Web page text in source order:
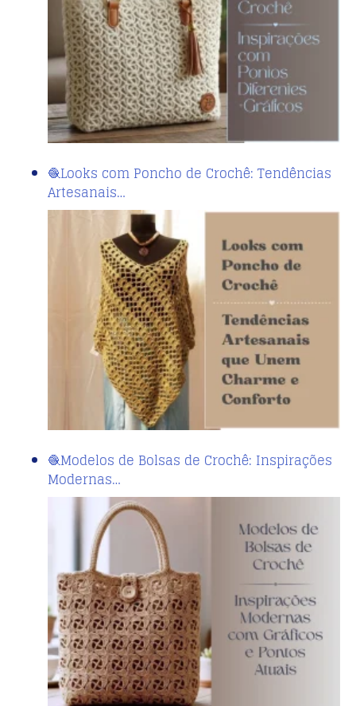
🧶Looks com Poncho de Crochê: Tendências
Artesanais…
🧶Modelos de Bolsas de Crochê: Inspirações
Modernas…